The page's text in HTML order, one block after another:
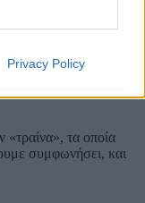
Privacy Policy
που κάθε τόσο
Όλα τα παιδιά
«τραίνα», τα οποία
συμφωνήσει, και